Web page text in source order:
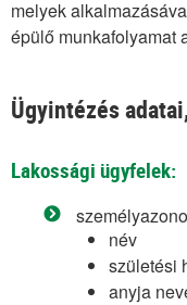
Díjszabás
Edények, tárolók
Hulladék ABC
melyek
épülő munkafolyamat
Ügyintézés
Lakossági ügyfelek:
név
születési
anyja